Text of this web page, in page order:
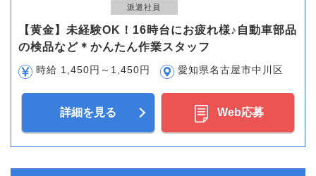
派遣社員
【黄金】未経験OK！16時台にお疲れ様♪自動車部品
の検品など＊かんたん作業スタッフ
時給 1,450円～1,450円 愛知県名古屋市中川区
詳細を見る Web応募